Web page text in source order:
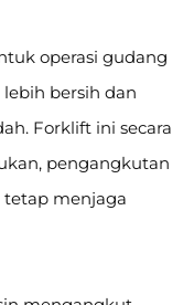
operasi gudang
bersih dan
Forklift ini secara
pengangkutan
tetap menjaga